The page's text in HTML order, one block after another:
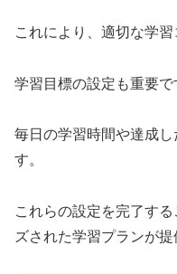
これにより、適切な学
学習目標の設定も重要で
毎日の学習時間や達成
す。
これらの設定を完了す
ズされた学習プランが提